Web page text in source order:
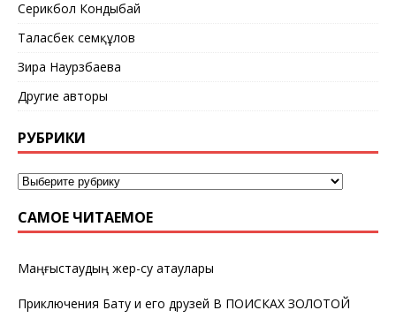
Серикбол Кондыбай
Таласбек Әсемқұлов
Зира Наурзбаева
Другие авторы
РУБРИКИ
САМОЕ ЧИТАЕМОЕ
Маңғыстаудың жер-су атаулары
Приключения Бату и его друзей В ПОИСКАХ ЗОЛОТОЙ